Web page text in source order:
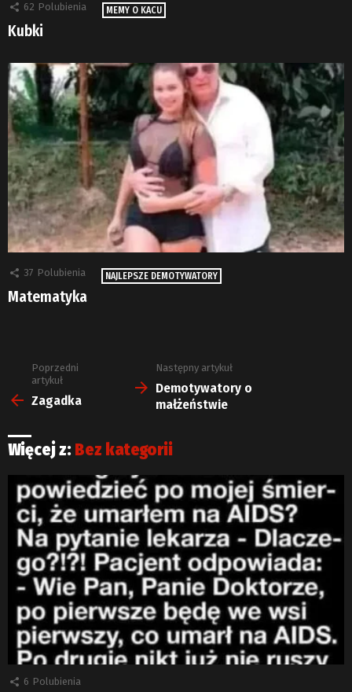
62 Polubienia MEMY O KACU
Kubki
37 Polubienia NAJLEPSZE DEMOTYWATORY
Matematyka
Zobacz
więcej
Poprzedni
artykuł
Zagadka
Następny artykuł
Demotywatory o
małżeństwie
Więcej z: Bez kategorii
6 Polubienia